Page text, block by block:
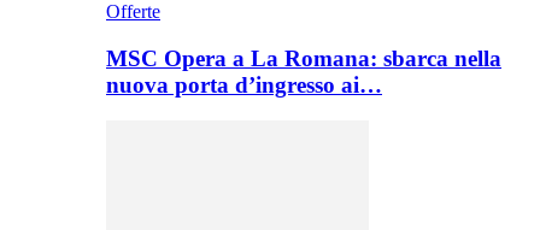
Offerte
MSC Opera a La Romana: sbarca nella
nuova porta d’ingresso ai…